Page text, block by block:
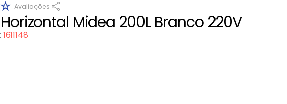
☆
Midea 200L Branco 220V
: 1611148